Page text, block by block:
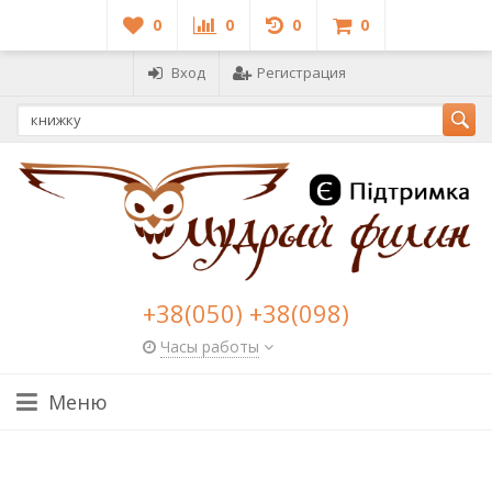
0 0 0 0
Вход Регистрация
+38(050) +38(098)
Часы работы
Меню